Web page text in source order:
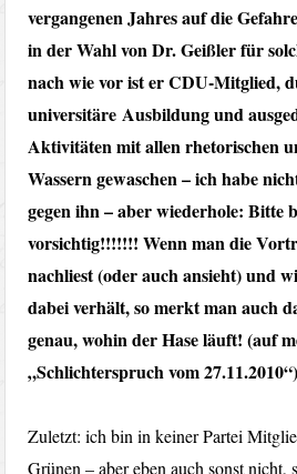
vergangenen Jahres auf die
in der Wahl von Dr. Geißler für
nach wie vor ist er CDU-Mitglied,
universitäre Ausbildung und
Aktivitäten mit allen rhetorischen
Wassern gewaschen – ich habe
gegen ihn – aber wiederhole: Bitte
vorsichtig!!!!!!! Wenn man die
nachliest (oder auch ansieht) und
dabei verhält, so merkt man auch
genau, wohin der Hase läuft! (auf
„Schlichterspruch vom 27.11.2010“)
Zuletzt: ich bin in keiner Partei
Grünen – aber eben auch sonst nicht,